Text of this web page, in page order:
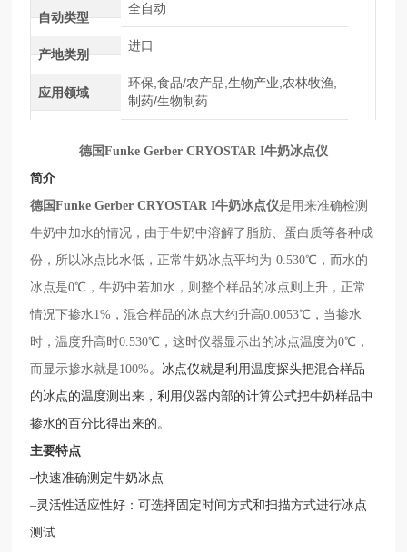
自动类型
全自动
产地类别
进口
应用领域
环保,食品/农产品,生物产业,农林牧渔,
制药/生物制药
德国Funke Gerber CRYOSTAR I牛奶冰点仪
简介
德国Funke Gerber CRYOSTAR I牛奶冰点仪是用来准确检测
牛奶中加水的情况，由于牛奶中溶解了脂肪、蛋白质等各种成
份，所以冰点比水低，正常牛奶冰点平均为-0.530℃，而水的
冰点是0℃，牛奶中若加水，则整个样品的冰点则上升，正常
情况下掺水1%，混合样品的冰点大约升高0.0053℃，当掺水
时，温度升高时0.530℃，这时仪器显示出的冰点温度为0℃，
而显示掺水就是100%。冰点仪就是利用温度探头把混合样品
的冰点的温度测出来，利用仪器内部的计算公式把牛奶样品中
掺水的百分比得出来的。
主要特点
–快速准确测定牛奶冰点
–灵活性适应性好：可选择固定时间方式和扫描方式进行冰点
测试